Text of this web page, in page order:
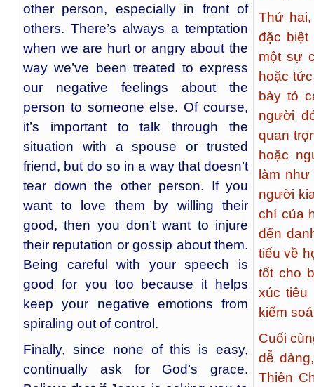
other person, especially in front of
others. There’s always a temptation
when we are hurt or angry about the
way we’ve been treated to express
our negative feelings about the
person to someone else. Of course,
it’s important to talk through the
situation with a spouse or trusted
friend, but do so in a way that doesn’t
tear down the other person. If you
want to love them by willing their
good, then you don’t want to injure
their reputation or gossip about them.
Being careful with your speech is
good for you too because it helps
keep your negative emotions from
spiraling out of control.
Finally, since none of this is easy,
continually ask for God’s grace.
Thứ
đặc biệt
một sự
hoặc
bày tỏ
người
quan
hoặc
làm như
người
chí của
đến
tiếu về
tốt cho
xúc tiêu
kiểm
Cuối
dễ
Thiên